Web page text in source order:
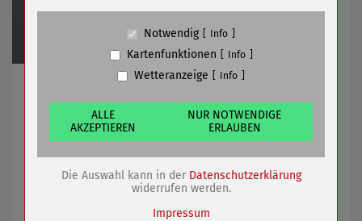
Öffentliche Bekanntmachung über
Ratsinformationssystem / Aktuell dort auch
Vorankündigungsbeschluss zur Gebührensatzung
städtischer Kitas
Cookiespeicherung Entscheidungscookie
Anbieter
Eigentümer dieser Website (Wenko-
Wenselaar GmbH & Co. KG)
Zweck
Speichert die Einstellungen der Besucher
bezüglich der Speicherung von Cookies.
Cookie Name
dywc
Cookie Laufzeit
1 Jahr
Notwendig Info
Kartenfunktionen Info
Wetteranzeige Info
ALLE
AKZEPTIEREN
NUR NOTWENDIGE
ERLAUBEN
Die Auswahl kann in der Datenschutzerklärung
widerrufen werden.
Impressum